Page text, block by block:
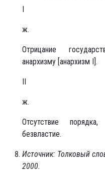
I
ж.
Отрицание
анархизму [анархизм I].
II
ж.
Отсутствие порядка,
безвластие.
Источник: Толковый
2000.